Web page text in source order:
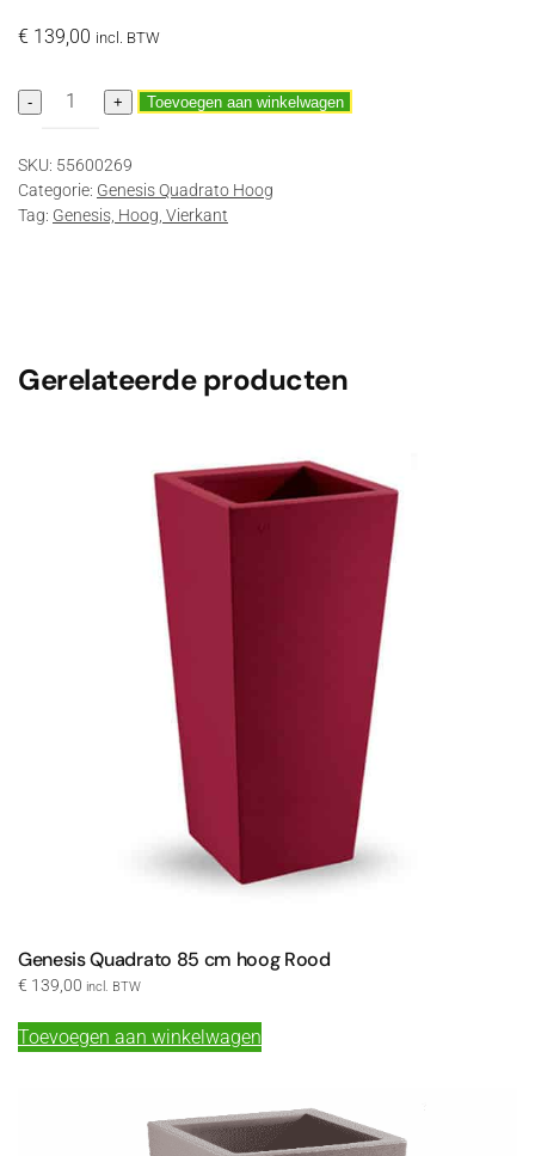
€ 139,00 incl. BTW
-
Genesis
Quadrato
cm
hoog
+ Toevoegen aan winkelwagen
SKU: 55600269
Categorie: Genesis Quadrato Hoog
Tag: Genesis, Hoog, Vierkant
Gerelateerde producten
Genesis Quadrato 85 cm hoog Rood
€ 139,00 incl. BTW
Toevoegen aan winkelwagen